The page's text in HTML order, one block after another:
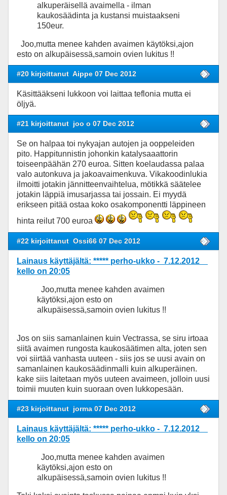
alkuperäisellä avaimella - ilman
kaukosäädinta ja kustansi muistaakseni
150eur.
Joo,mutta menee kahden avaimen käytöksi,ajon
esto on alkupäisessä,samoin ovien lukitus !!
#20 kirjoittanut Aippe 07 Dec 2012
Käsittääkseni lukkoon voi laittaa teflonia mutta ei
öljyä.
#21 kirjoittanut joo o 07 Dec 2012
Se on halpaa toi nykyajan autojen ja ooppeleiden
pito. Happitunnistin johonkin katalysaaattorin
toiseenpäähän 270 euroa. Sitten koelaudassa palaa
valo autonkuva ja jakoavaimenkuva. Vikakoodinlukia
ilmoitti jotakin jännitteenvaihtelua, mötikkä säätelee
jotakin läppiä imusarjassa tai jossain. Ei myydä
erikseen pitää ostaa koko osakomponentti läppineen
hinta reilut 700 euroa
#22 kirjoittanut Ossi66 07 Dec 2012
Lainaus käyttäjältä: ***** perho-ukko - 7.12.2012
kello on 20:05
Joo,mutta menee kahden avaimen
käytöksi,ajon esto on
alkupäisessä,samoin ovien lukitus !!
Jos on siis samanlainen kuin Vectrassa, se siru irtoaa
siitä avaimen rungosta kaukosäätimen alta, joten sen
voi siirtää vanhasta uuteen - siis jos se uusi avain on
samanlainen kaukosäädinmalli kuin alkuperäinen.
kake siis laitetaan myös uuteen avaimeen, jolloin uusi
toimii muuten kuin suoraan oven lukkopesään.
#23 kirjoittanut jorma 07 Dec 2012
Lainaus käyttäjältä: ***** perho-ukko - 7.12.2012
kello on 20:05
Joo,mutta menee kahden avaimen
käytöksi,ajon esto on
alkupäisessä,samoin ovien lukitus !!